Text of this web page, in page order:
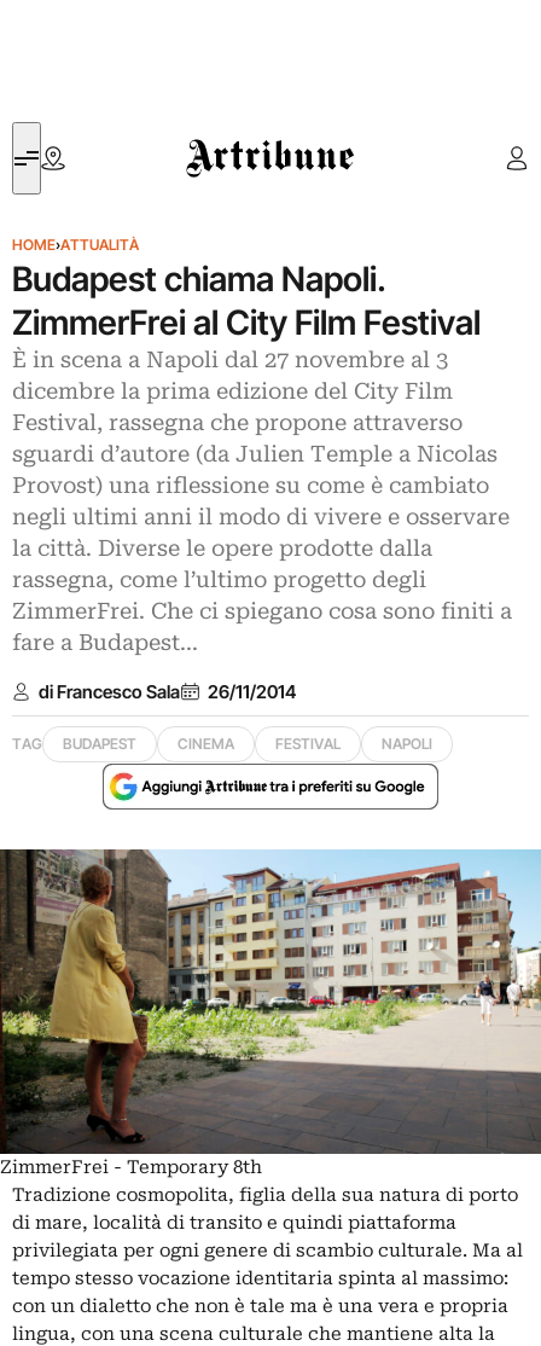
Artribune
HOME›ATTUALITÀ
Budapest chiama Napoli.
ZimmerFrei al City Film Festival
È in scena a Napoli dal 27 novembre al 3
dicembre la prima edizione del City Film
Festival, rassegna che propone attraverso
sguardi d’autore (da Julien Temple a Nicolas
Provost) una riflessione su come è cambiato
negli ultimi anni il modo di vivere e osservare
la città. Diverse le opere prodotte dalla
rassegna, come l’ultimo progetto degli
ZimmerFrei. Che ci spiegano cosa sono finiti a
fare a Budapest...
di Francesco Sala 26/11/2014
TAG BUDAPEST CINEMA FESTIVAL NAPOLI
ZimmerFrei - Temporary 8th
Tradizione cosmopolita, figlia della sua natura di porto
di mare, località di transito e quindi piattaforma
privilegiata per ogni genere di scambio culturale. Ma al
tempo stesso vocazione identitaria spinta al massimo:
con un dialetto che non è tale ma è una vera e propria
lingua, con una scena culturale che mantiene alta la